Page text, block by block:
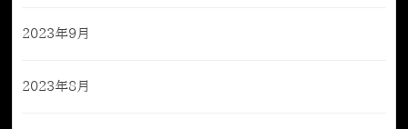
2023年9月
2023年8月